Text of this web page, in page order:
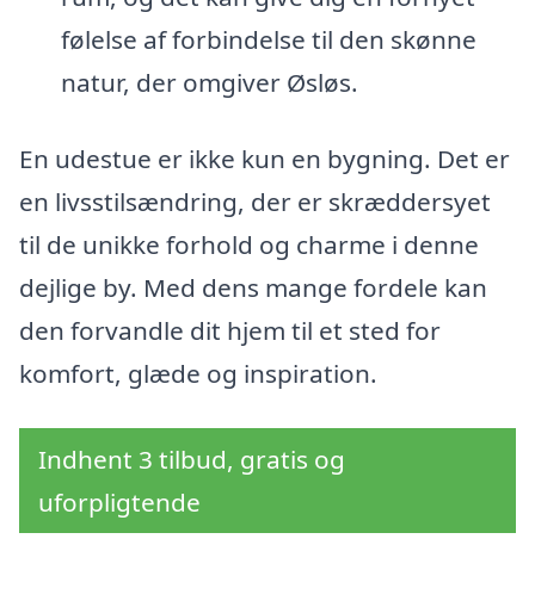
følelse af forbindelse til den skønne
natur, der omgiver Øsløs.
En udestue er ikke kun en bygning. Det er
en livsstilsændring, der er skræddersyet
til de unikke forhold og charme i denne
dejlige by. Med dens mange fordele kan
den forvandle dit hjem til et sted for
komfort, glæde og inspiration.
Indhent 3 tilbud, gratis og
uforpligtende